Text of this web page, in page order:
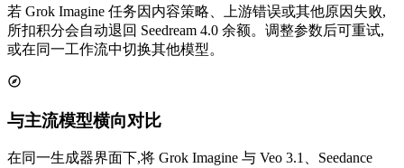
若 Grok Imagine 任务因内容策略、上游错误或其他原因失败,
所扣积分会自动退回 Seedream 4.0 余额。调整参数后可重试,
或在同一工作流中切换其他模型。
与主流模型横向对比
在同一生成器界面下,将 Grok Imagine 与 Veo 3.1、Seedance